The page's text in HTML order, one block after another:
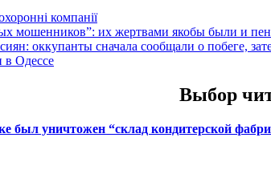
компанії
мошенников”: их жертвами якобы были и
оккупанты сначала сообщали о побеге,
в Одессе
Выбор
был уничтожен “склад кондитерской